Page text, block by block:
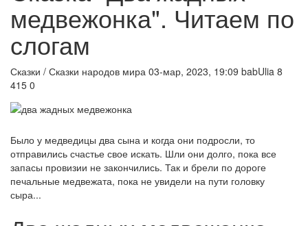
медвежонка". Читаем по
слогам
Сказки / Сказки народов мира 03-мар, 2023, 19:09 babUlia 8
415 0
Было у медведицы два сына и когда они подросли, то
отправились счастье свое искать. Шли они долго, пока все
запасы провизии не закончились. Так и брели по дороге
печальные медвежата, пока не увидели на пути головку
сыра...